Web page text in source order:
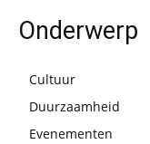
Onderwerp
Cultuur
Duurzaamheid
Evenementen